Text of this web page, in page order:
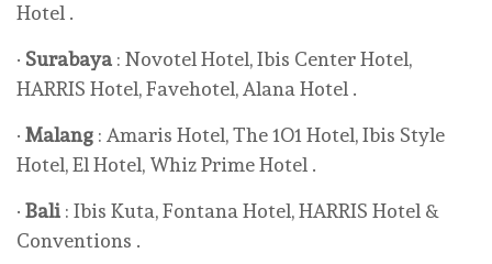
Hotel .
· Surabaya : Novotel Hotel, Ibis Center Hotel,
HARRIS Hotel, Favehotel, Alana Hotel .
· Malang : Amaris Hotel, The 1O1 Hotel, Ibis Style
Hotel, El Hotel, Whiz Prime Hotel .
· Bali : Ibis Kuta, Fontana Hotel, HARRIS Hotel &
Conventions .